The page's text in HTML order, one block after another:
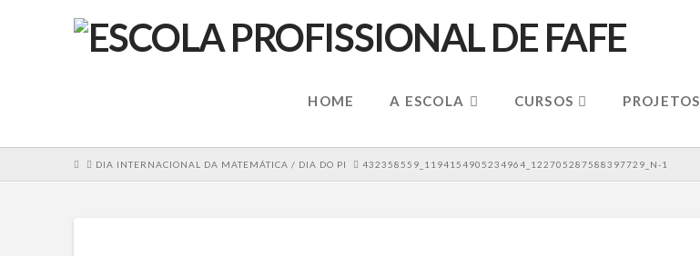
HOME A ESCOLA CURSOS PROJETOS
HOMEDIA INTERNACIONAL DA MATEMÁTICA / DIA DO PI 432358559_1194154905234964_122705287588397729_N-1